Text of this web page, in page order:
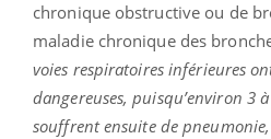
chronique obstructive ou de
maladie chronique des
voies respiratoires inférieures
dangereuses, puisqu’environ 3
souffrent ensuite de pneumonie,